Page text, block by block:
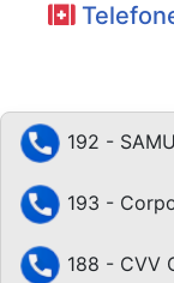
192 - SAMU
193 -
188 - CVV